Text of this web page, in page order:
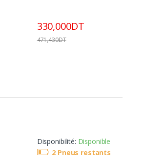
330,000DT
471,430DT
Disponibilité: Disponible
2 Pneus restants